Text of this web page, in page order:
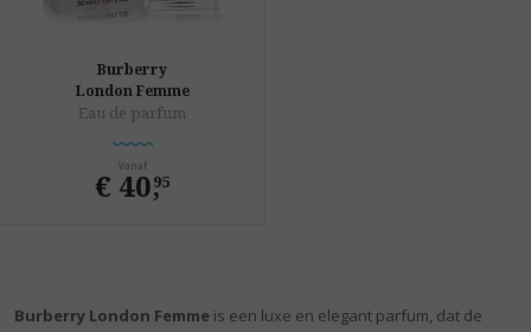
Burberry
London Femme
Eau de parfum
Vanaf
€ 40,
95
Burberry London Femme is een luxe en elegant parfum, dat de